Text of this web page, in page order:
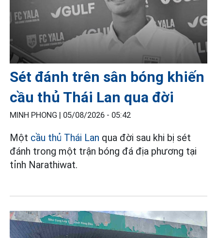
Sét đánh trên sân bóng khiến
cầu thủ Thái Lan qua đời
MINH PHONG | 05/08/2026 - 05:42
Một cầu thủ Thái Lan qua đời sau khi bị sét
đánh trong một trận bóng đá địa phương tại
tỉnh Narathiwat.